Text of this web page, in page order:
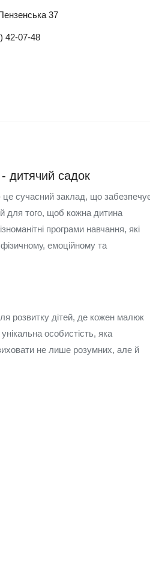
37
42-07-48
дитячий садок
сучасний заклад, що
для того, щоб кожна дитина
програми навчання, які
емоційному та
розвитку дітей, де кожен малюк
особистість, яка
не лише розумних, але й